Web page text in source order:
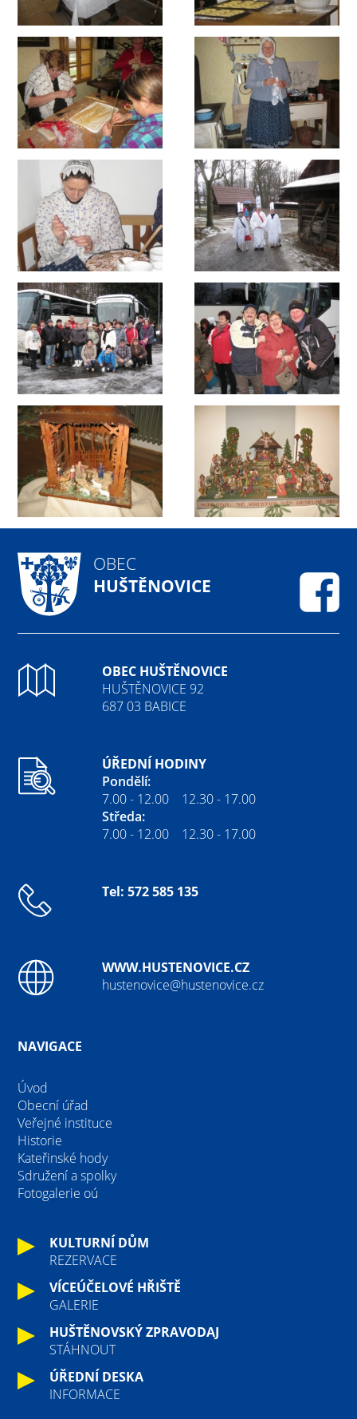
OBEC
HUŠTĚNOVICE
OBEC HUŠTĚNOVICE
HUŠTĚNOVICE 92
687 03 BABICE
ÚŘEDNÍ HODINY
Pondělí:
7.00 - 12.00 12.30 - 17.00
Středa:
7.00 - 12.00 12.30 - 17.00
Tel: 572 585 135
WWW.HUSTENOVICE.CZ
hustenovice@hustenovice.cz
NAVIGACE
Úvod
Obecní úřad
Veřejné instituce
Historie
Kateřinské hody
Sdružení a spolky
Fotogalerie oú
KULTURNÍ DŮM
REZERVACE
VÍCEÚČELOVÉ HŘIŠTĚ
GALERIE
HUŠTĚNOVSKÝ ZPRAVODAJ
STÁHNOUT
ÚŘEDNÍ DESKA
INFORMACE